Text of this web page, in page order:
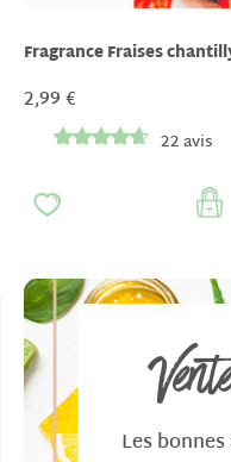
Fragrance Fraises
2,99 €
22 avis
Les